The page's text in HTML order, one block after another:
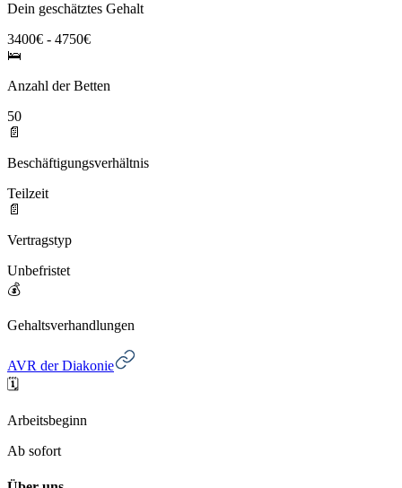
Dein geschätztes Gehalt
3400€ - 4750€
🛌
Anzahl der Betten
50
📄
Beschäftigungsverhältnis
Teilzeit
📄
Vertragstyp
Unbefristet
💰
Gehaltsverhandlungen
AVR der Diakonie
🗓️
Arbeitsbeginn
Ab sofort